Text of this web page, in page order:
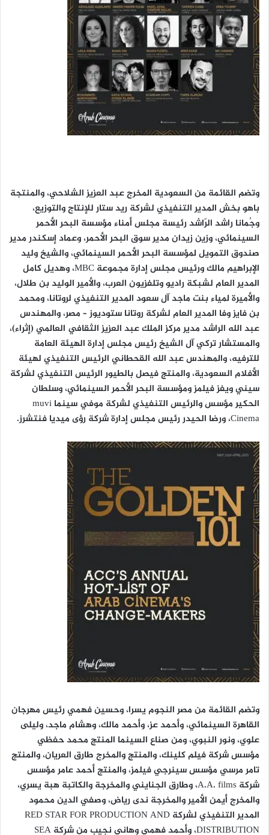
وتضم القائمة من السعودية المخرج عبد العزيز الشلاحي، والمنتجة
باهو بخش المدير التنفيذي لشركة ريد ستار للإنتاج والتوزيع،
وجُمانا راشد الرّاشد رئيسة مجلس أمناء مؤسسة البحر الأحمر
السينمائي، وزين زيدان مدير سوق البحر الأحمر، وعماد إسكندر مدير
صندوق التمويل لمؤسسة البحر الأحمر السينمائي، والشيخ وليد
الإبراهيم مالك ورئيس مجلس إدارة مجموعة MBC، وهديل كامل
المدير العام لشبكة راديو وتلفزيون العرب، والأمير الوليد بن طلال،
والأميرة لمياء بنت ماجد آل سعود المدير التنفيذي لروتانا، ومحمد
بن فايز وفا المدير العام لشركة روتانا ستوديوز – مصر، والمهندس
عبد الله الراشد مدير مركز الملك عبد العزيز الثقافي العالمي (إثراء)،
والمستشار تركي آل الشيخ رئيس مجلس إدارة الهيئة العامة
للترفيه، والمهندس عبد الله القحطاني الرئيس التنفيذي لهيئة
الأفلام السعودية، والمنتج فيصل بالطيور الرئيس التنفيذي لشركة
سيني ويفز فيلمز ومؤسسة البحر الأحمر السينمائي، وسلطان
الحكير مؤسس والرئيس التنفيذي لشركة موفي سينما muvi
Cinema، ورضا الحيدر رئيس مجلس إدارة شركة رؤى ميديا فنتشرز.
وتضم القائمة من مصر النجوم يسرا، وحسين فهمي رئيس مهرجان
القاهرة السينمائي، وأحمد عز، وأحمد مالك، وهشام ماجد، وليلى
علوي، ونور النبوي، ومن صناع السينما المنتج محمد حفظي
مؤسس شركة فيلم كلينك، والمنتج والمخرج طارق العريان، والمنتج
تامر مرسي مؤسس سينرجي فيلمز، والمنتج أحمد عامر مؤسس
شركة A.A. films، وطارق الجنايني والمخرجة والكاتبة هبة يسري،
والمخرج أيمن الأمير والمخرجة ندى رياض، وصفي الدين محمود
المدير التنفيذي لشركة RED STAR FOR PRODUCTION AND
DISTRIBUTION، وأحمد فهمي وهاني نجيب من شركة SEA